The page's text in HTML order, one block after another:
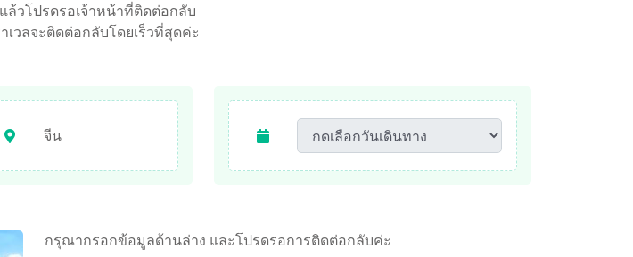
วโปรดรอเจ้าหน้าที่ติดต่อกลับ
วลจะติดต่อกลับโดยเร็วที่สุดค่ะ
จีน
กรุณากรอกข้อมูลด้านล่าง และโปรดรอการติดต่อกลับค่ะ